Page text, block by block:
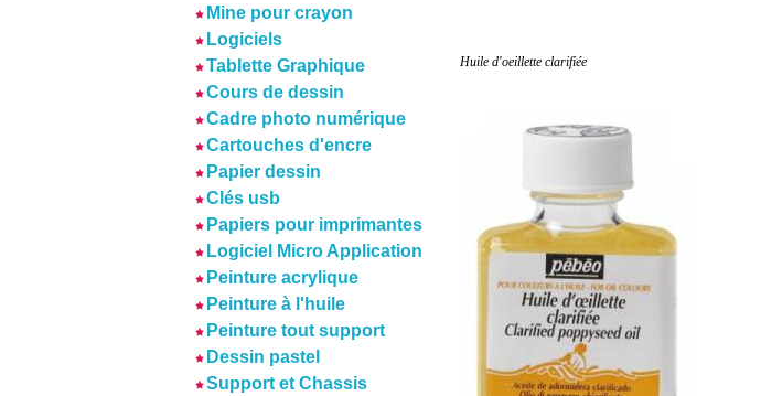
Mine pour crayon
Logiciels
Tablette Graphique
Cours de dessin
Cadre photo numérique
Cartouches d'encre
Papier dessin
Clés usb
Papiers pour imprimantes
Logiciel Micro Application
Peinture acrylique
Peinture à l'huile
Peinture tout support
Dessin pastel
Support et Chassis
Huile d'oeillette clarifiée